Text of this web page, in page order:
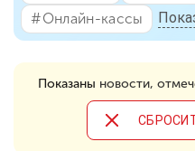
#⁣Онлайн-кассы
Показаны новости,